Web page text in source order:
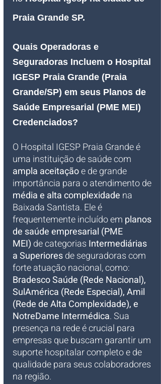
Praia Grande SP.
Quais Operadoras e
Seguradoras Incluem o Hospital
IGESP Praia Grande (Praia
Grande/SP) em seus Planos de
Saúde Empresarial (PME MEI)
Credenciados?
O Hospital IGESP Praia Grande é
uma instituição de saúde com
ampla aceitação e de grande
importância para o atendimento de
média e alta complexidade na
Baixada Santista. Ele é
frequentemente incluído em planos
de saúde empresarial (PME
MEI) de categorias Intermediárias
a Superiores de seguradoras com
forte atuação nacional, como:
Bradesco Saúde (Rede Nacional),
SulAmérica (Rede Especial), Amil
(Rede de Alta Complexidade), e
NotreDame Intermédica. Sua
presença na rede é crucial para
empresas que buscam garantir um
suporte hospitalar completo e de
qualidade para seus colaboradores
na região.